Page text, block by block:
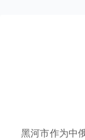
黑河市作为中